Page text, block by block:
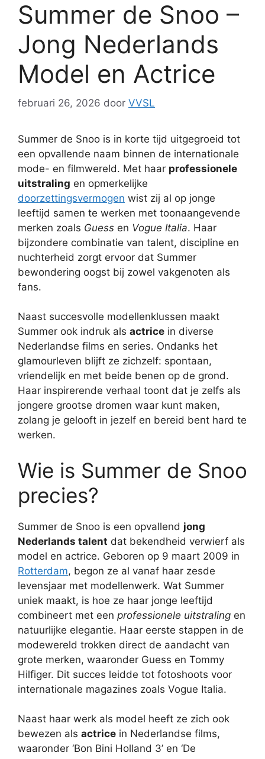
Summer de Snoo –
Jong Nederlands
Model en Actrice
februari 26, 2026 door VVSL
Summer de Snoo is in korte tijd uitgegroeid tot
een opvallende naam binnen de internationale
mode- en filmwereld. Met haar professionele
uitstraling en opmerkelijke
doorzettingsvermogen wist zij al op jonge
leeftijd samen te werken met toonaangevende
merken zoals Guess en Vogue Italia. Haar
bijzondere combinatie van talent, discipline en
nuchterheid zorgt ervoor dat Summer
bewondering oogst bij zowel vakgenoten als
fans.
Naast succesvolle modellenklussen maakt
Summer ook indruk als actrice in diverse
Nederlandse films en series. Ondanks het
glamourleven blijft ze zichzelf: spontaan,
vriendelijk en met beide benen op de grond.
Haar inspirerende verhaal toont dat je zelfs als
jongere grootse dromen waar kunt maken,
zolang je gelooft in jezelf en bereid bent hard te
werken.
Wie is Summer de Snoo
precies?
Summer de Snoo is een opvallend jong
Nederlands talent dat bekendheid verwierf als
model en actrice. Geboren op 9 maart 2009 in
Rotterdam, begon ze al vanaf haar zesde
levensjaar met modellenwerk. Wat Summer
uniek maakt, is hoe ze haar jonge leeftijd
combineert met een professionele uitstraling en
natuurlijke elegantie. Haar eerste stappen in de
modewereld trokken direct de aandacht van
grote merken, waaronder Guess en Tommy
Hilfiger. Dit succes leidde tot fotoshoots voor
internationale magazines zoals Vogue Italia.
Naast haar werk als model heeft ze zich ook
bewezen als actrice in Nederlandse films,
waaronder ‘Bon Bini Holland 3’ en ‘De